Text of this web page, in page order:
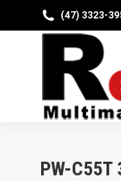
(47) 3323-
PW-C55T